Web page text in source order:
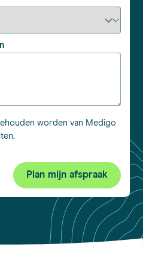
worden van Medigo
Plan mijn afspraak